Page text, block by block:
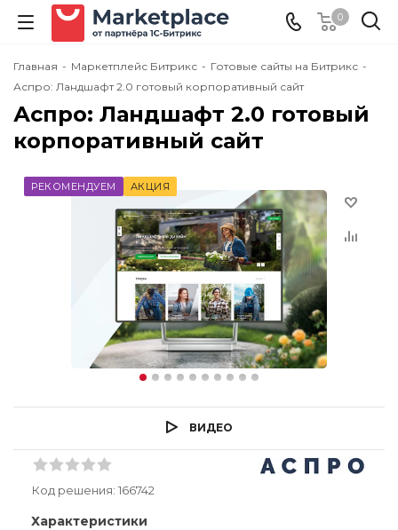
0
Главная - Маркетплейс Битрикс - Готовые сайты на Битрикс -
Аспро: Ландшафт 2.0 готовый корпоративный сайт
Аспро: Ландшафт 2.0 готовый
корпоративный сайт
РЕКОМЕНДУЕМ АКЦИЯ
ВИДЕО
Код решения: 166742
Характеристики